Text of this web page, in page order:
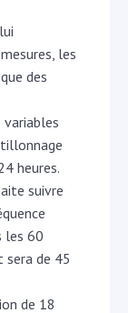
les
des
variables
heures.
suivre
les 60
sera de 45
de 18